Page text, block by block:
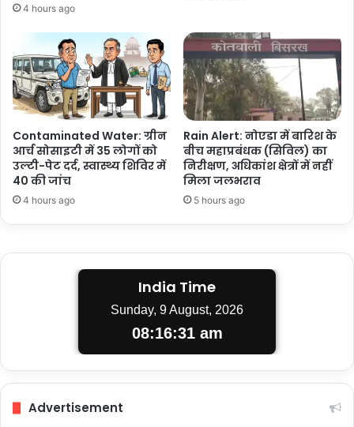
4 hours ago
Contaminated Water: ग्रीन
आर्च सोसाइटी में 35 लोगों को
उल्टी-पेट दर्द, स्वास्थ्य शिविर में
40 की जांच
4 hours ago
Rain Alert: नोएडा में बारिश के
बीच महाप्रबंधक (सिविल) का
निरीक्षण, अधिकांश क्षेत्रों में नहीं
मिला जलभराव
5 hours ago
India Time
Sunday, 9 August, 2026
08:16:31 am
Advertisement